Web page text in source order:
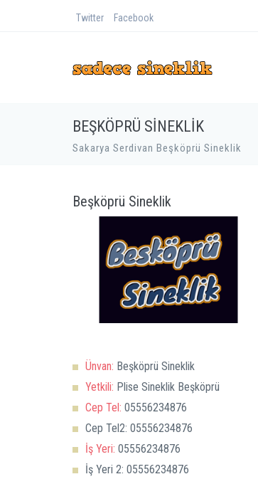
Twitter Facebook
BEŞKÖPRÜ SINEKLIK
Sakarya Serdivan Beşköprü Sineklik
Beşköprü Sineklik
Ünvan: Beşköprü Sineklik
Yetkili: Plise Sineklik Beşköprü
Cep Tel: 05556234876
Cep Tel2: 05556234876
İş Yeri: 05556234876
İş Yeri 2: 05556234876